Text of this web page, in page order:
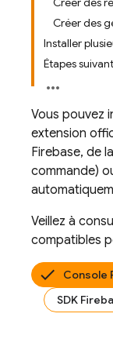
Créer des
Installer
Étapes
Vous pouvez
extension
Firebase, de la
commande)
Veillez à
compatibles
Console
SDK